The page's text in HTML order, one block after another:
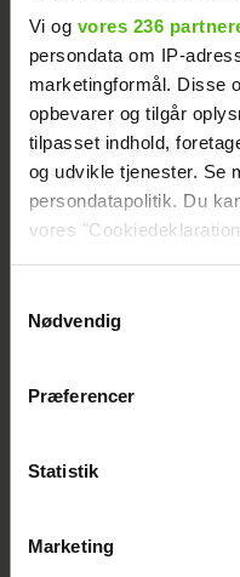
Vi og vores 236
persondata om IP-
marketingformål. Disse
opbevarer og tilgår
tilpasset indhold,
og udvikle tjenester. Se
persondatapolitik. Du
vores
Vi anvender egne
generere statistik og
Nødvendig
Præferencer
Statistik
Marketing
Efter brud: Sofie
Martinusen og
Daniel Lazrak har
datet i skjul